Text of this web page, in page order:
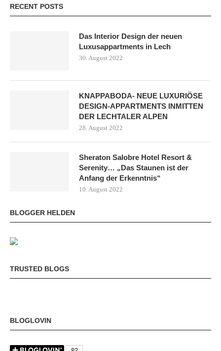
RECENT POSTS
Das Interior Design der neuen
Luxusappartments in Lech
30. August 2022
KNAPPABODA- NEUE LUXURIÖSE
DESIGN-APPARTMENTS INMITTEN
DER LECHTALER ALPEN
28. August 2022
Sheraton Salobre Hotel Resort &
Serenity… „Das Staunen ist der
Anfang der Erkenntnis“
10. August 2022
BLOGGER HELDEN
TRUSTED BLOGS
BLOGLOVIN